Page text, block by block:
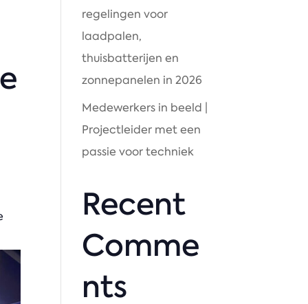
regelingen voor
laadpalen,
thuisbatterijen en
zonnepanelen in 2026
Medewerkers in beeld |
Projectleider met een
passie voor techniek
Recent
Comme
nts